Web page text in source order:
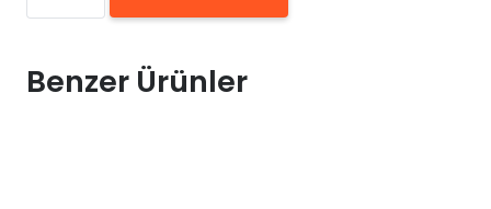
Makinesi
adet
Benzer Ürünler